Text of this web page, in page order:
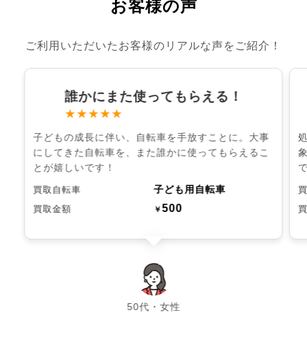
お客様の声
ご利用いただいたお客様のリアルな声をご紹介！
誰かにまた使ってもらえる！
★★★★★
子どもの成長に伴い、自転車を手放すことに。大事
にしてきた自転車を、また誰かに使ってもらえるこ
とが嬉しいです！
買取自転車 子ども用自転車
買取金額 ￥500
50代・女性
chevron_left chevron_right